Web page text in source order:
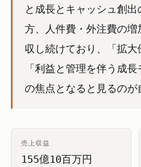
と成長とキャッシュ創
方、人件費・外注費の増
収し続けており、「拡大
「利益と管理を伴う成
の焦点となると見るのが
売上収益
155億10百万円